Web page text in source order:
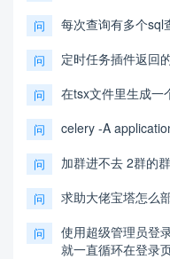
问 每次查询有多个sql
问 定时任务插件返回
问 在tsx文件里生成一
问 celery -A
问 加群进不去 2群的
问 求助大佬宝塔怎么
问
使用超级管理员登
就一直循环在登录